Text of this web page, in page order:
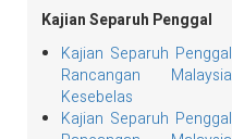
Kajian Separuh Penggal
Kajian Separuh Penggal
Rancangan Malaysia
Kesebelas
Kajian Separuh Penggal